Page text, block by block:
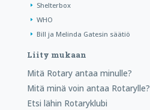
Shelterbox
WHO
Bill ja Melinda Gatesin säätiö
Liity mukaan
Mitä Rotary antaa minulle?
Mitä minä voin antaa Rotarylle?
Etsi lähin Rotaryklubi